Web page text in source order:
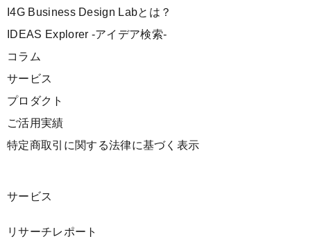
I4G Business Design Labとは？
IDEAS Explorer -アイデア検索-
コラム
サービス
プロダクト
ご活用実績
特定商取引に関する法律に基づく表示
サービス
リサーチレポート